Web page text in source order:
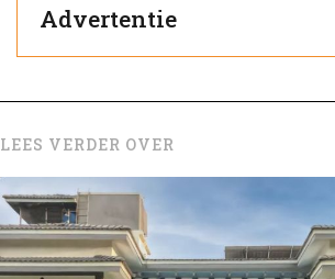
Advertentie
LEES VERDER OVER